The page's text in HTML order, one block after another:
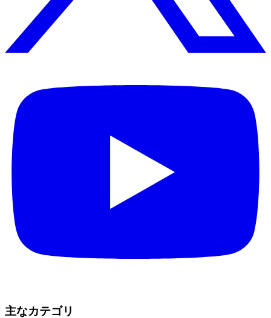
主なカテゴリ